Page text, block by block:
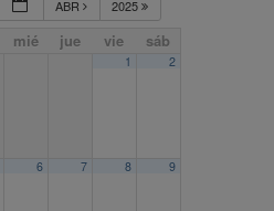
ABR 2025
mié jue vie sáb
1 2
6 7 8 9